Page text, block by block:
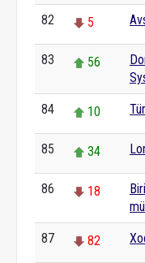
82 5
83 56
84 10
85 34
86 18
87 82